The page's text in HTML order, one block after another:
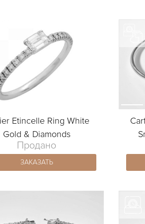
Etincelle Ring White
Gold & Diamonds
Продано
ЗАКАЗАТЬ